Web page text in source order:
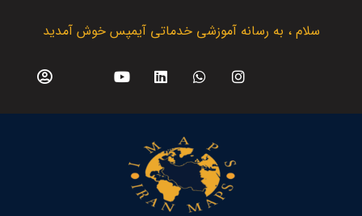
سلام ، به رسانه آموزشی خدماتی آیمپس خوش آمدید